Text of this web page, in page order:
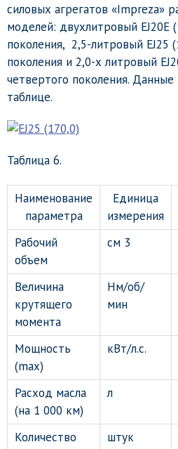
силовых агрегатов «Impreza»
моделей: двухлитровый EJ20E
поколения, 2,5-литровый EJ25
поколения и 2,0-х литровый
четвертого поколения.
таблице.
Таблица 6.
Наименование
параметра
Единица
измерения
Рабочий
объем
см 3
Величина
крутящего
момента
Нм/об/
мин
Мощность
(max)
кВт/л.с.
Расход масла
(на 1 000 км)
л
Количество
штук